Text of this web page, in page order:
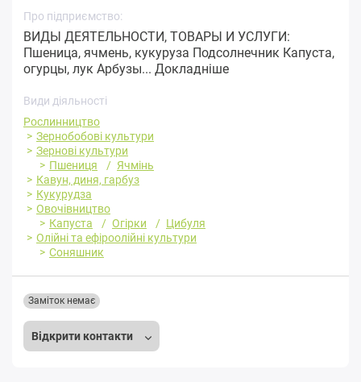
Про підприємство:
ВИДЫ ДЕЯТЕЛЬНОСТИ, ТОВАРЫ И УСЛУГИ:
Пшеница, ячмень, кукуруза Подсолнечник Капуста,
огурцы, лук Арбузы... Докладніше
Види діяльності
Рослинництво
Зернобобові культури
Зернові культури
Пшениця
Ячмінь
Кавун, диня, гарбуз
Кукурудза
Овочівництво
Капуста
Огірки
Цибуля
Олійні та ефіроолійні культури
Соняшник
Відкрити контакти
Заміток немає